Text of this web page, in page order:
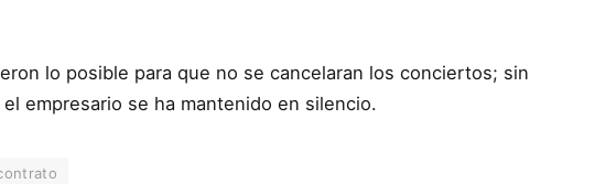
lo posible para que no se cancelaran los conciertos; sin
empresario se ha mantenido en silencio.